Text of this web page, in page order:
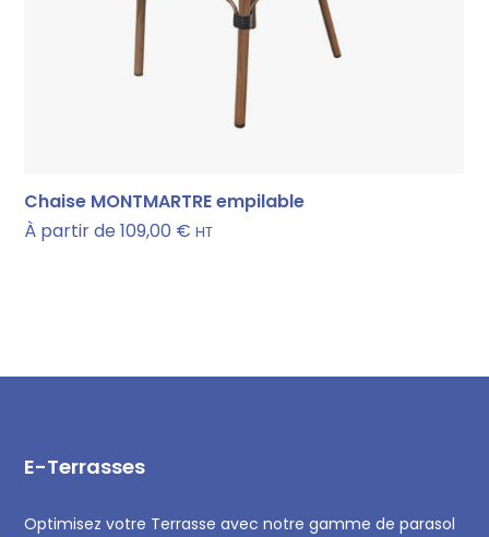
Chaise MONTMARTRE empilable
À partir de 109,00 € HT
E-Terrasses
Optimisez votre Terrasse avec notre gamme de parasol